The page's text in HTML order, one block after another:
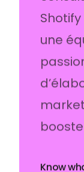
une